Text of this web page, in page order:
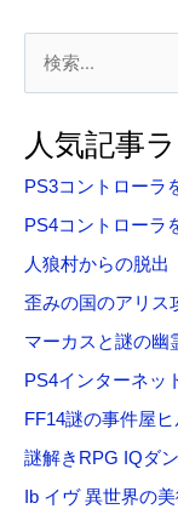
象
:
人気記事
PS3コントローラ
PS4コントローラ
人狼村からの脱出
歪みの国のアリス
マーカスと謎の幽
PS4インターネッ
FF14謎の事件屋
謎解きRPG IQダ
Ib イヴ 異世界の